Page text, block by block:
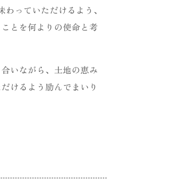
っていただけるよう、
とを何よりの使命と考
いながら、土地の恵み
けるよう励んでまいり